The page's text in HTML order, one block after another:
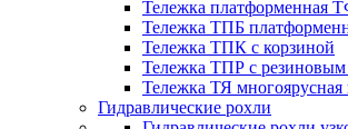
Тележка платформенная
Тележка ТПБ
Тележка ТПК с корзиной
Тележка ТПР с
Тележка ТЯ многоярусная
Гидравлические рохли